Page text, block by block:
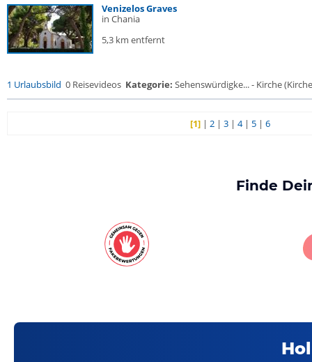
Venizelos Graves
in Chania
5,3 km entfernt
1 Urlaubsbild 0 Reisevideos Kategorie: Sehenswürdigke... - Kirche
[1] |2 |3 |4| 5 |6
Finde